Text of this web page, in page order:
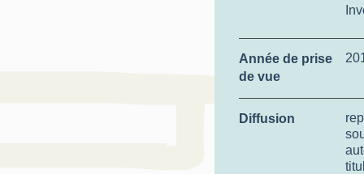
Année de prise
de vue
Diffusion